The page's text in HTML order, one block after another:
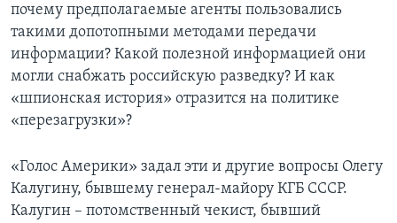
СОЦИАЛЬНЫЕ СЕТИ
Языки
почему предполагаемые агенты пользовались
такими допотопными методами передачи
информации? Какой полезной информацией они
могли снабжать российскую разведку? И как
«шпионская история» отразится на политике
«перезагрузки»?
«Голос Америки» задал эти и другие вопросы Олегу
Калугину, бывшему генерал-майору КГБ СССР.
Калугин – потомственный чекист, бывший